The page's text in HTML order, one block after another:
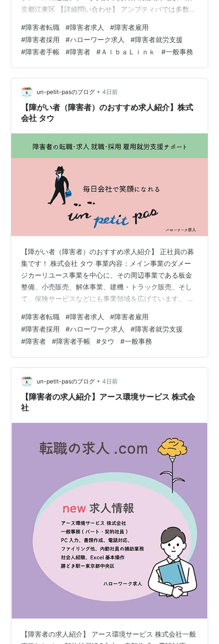
京都江東区 【詳細問い合わせ】 アンプティパでは多数、
無料登録いただきましたら 就職・転職に関するご相談を
じっくり伺います。 面接準備、就職まで丁寧に支援させ
ていただきます。 アンプティパサイト un-petit-
pas.co.jp 無料登録 求人：ハローワーク出典
#障害者転職 #障害者求人 #障害者雇用
#障害者採用 #ハローワーク求人 #障害者就労支援
#障害者手帳 #障害者 #ＡｌｂａＬｉｎｋ #一般事務
un-petit-pasのブログ • 4日前
【障がい者（障害者）のおすすめ求人紹介】株式
会社 タウ
【障がい者（障害者）のおすすめ求人紹介】 正社員の募
集です！ 株式会社 タウ 事業内容：メイン事業のダメー
ジカーリユース事業を中心に、その周辺事業である板金
整備、小売販売、解体事業、建機・トラック販売、そし
て、保険サービスなどにも事業領域を広げています。 業
業務をご担当いただきます。【仕事内容】・データ入力
(各種システム・Excel・Word)・書類作成、ファイリン
グ・各種手配補助(宿泊・施設予約等)・電話対応(取次中
心)、郵便物の仕分け・その他庶務業務 必要な経験：基本
的なPC操作・入力スキル 勤務地最寄り駅：さいたま新都
心駅ーさいたま市…
#障害者転職 #障害者求人 #障害者雇用
#障害者採用 #ハローワーク求人 #障害者就労支援
#障害者 #障害者手帳 #タウ #一般事務
un-petit-pasのブログ • 4日前
【障害者の求人紹介】アース環境サービス 株式会
社
【障害者の求人紹介】 アース環境サービス 株式会社一般